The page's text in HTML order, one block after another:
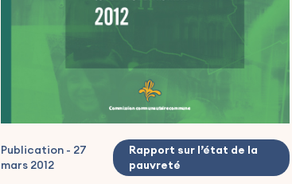
Publication- 27
mars 2012
Rapport sur l’état de la
pauvreté